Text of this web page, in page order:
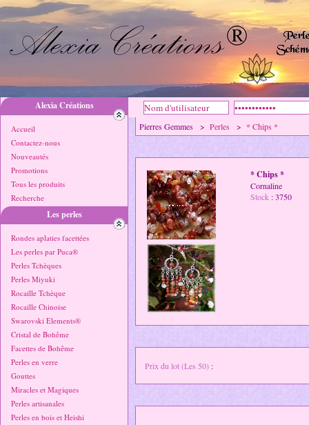
Alexia Créations
Accueil
Contactez-nous
Nouveautés
Promotions
Tous les produits
Recherche
Les perles
Rondes aplaties facettées
Les perles par Puca®
Perles Tchèques
Perles Miyuki
Rocaille Tchèque
Rocaille Chinoise
Swarovski Elements®
Cristal de Bohême
Facettes de Bohême
Perles en verre
Gouttes
Miracles et Magiques
Perles artisanales
Perles en bois et Heishi
Pierres Gemmes > Perles > * Chips *
* Chips *
Cornaline
Stock : 3750
Prix du lot (Les 50) :